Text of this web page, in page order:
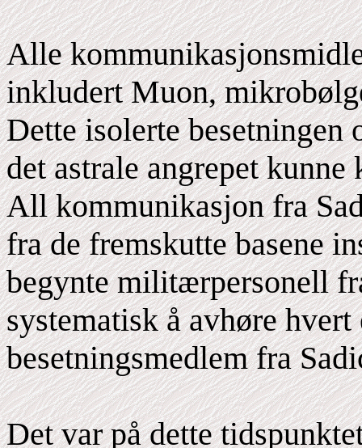
Alle
inkludert Muon,
Dette isolerte
det astrale angrepet
All kommunikasjon fra
fra de fremskutte basene
begynte militærpersonell
systematisk å avhøre
besetningsmedlem fra
Det var på dette